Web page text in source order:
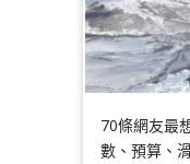
70條網友最
數、預算、